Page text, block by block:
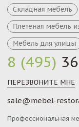
8 (495)
ПЕРЕЗВОНИТЕ МНЕ
sale@mebel-
Профессиональная
Складная мебель
Плетеная мебель
Мебель для улицы